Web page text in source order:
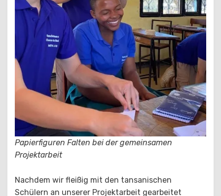
Papierfiguren Falten bei der gemeinsamen
Projektarbeit
Nachdem wir fleißig mit den tansanischen
Schülern an unserer Projektarbeit gearbeitet